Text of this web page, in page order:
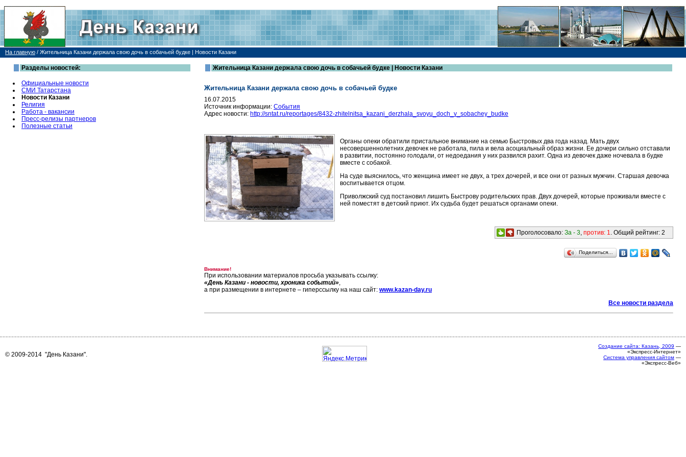
На главную / Жительница Казани держала свою дочь в собачьей будке | Новости Казани
Разделы новостей:
Официальные новости
СМИ Татарстана
Новости Казани
Религия
Работа - вакансии
Пресс-релизы партнеров
Полезные статьи
Жительница Казани держала свою дочь в собачьей будке | Новости Казани
Жительница Казани держала свою дочь в собачьей будке
16.07.2015
Источник информации: События
Адрес новости: http://sntat.ru/reportages/8432-zhitelnitsa_kazani_derzhala_svoyu_doch_v_sobachey_budke
Органы опеки обратили пристальное внимание на семью Быстровых два года назад. Мать двух
несовершеннолетних девочек не работала, пила и вела асоциальный образ жизни. Ее дочери сильно отставали
в развитии, постоянно голодали, от недоедания у них развился рахит. Одна из девочек даже ночевала в будке
вместе с собакой.
На суде выяснилось, что женщина имеет не двух, а трех дочерей, и все они от разных мужчин. Старшая девочка
воспитывается отцом.
Приволжский суд постановил лишить Быстрову родительских прав. Двух дочерей, которые проживали вместе с
ней поместят в детский приют. Их судьба будет решаться органами опеки.
Проголосовало: За - 3, против: 1. Общий рейтинг: 2
Поделиться…
Внимание!
При использовании материалов просьба указывать ссылку:
«День Казани - новости, хроника событий»,
а при размещении в интернете – гиперссылку на наш сайт: www.kazan-day.ru
Все новости раздела
© 2009-2014 "День Казани".
Создание сайта: Казань, 2009 —
«Экспресс-Интернет»
Система управления сайтом —
«Экспресс-Веб»